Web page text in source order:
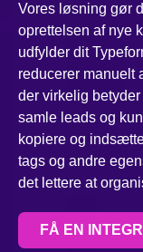
Vores løsning gør
oprettelsen af nye
udfylder dit
reducerer manuelt
der virkelig
samle leads og
kopiere og
tags og andre
det lettere at
FÅ EN